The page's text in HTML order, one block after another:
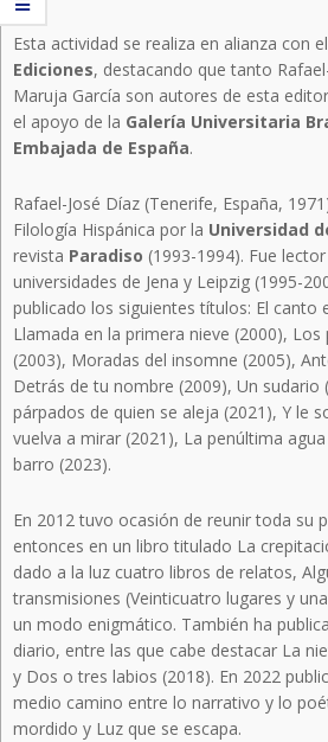
Esta actividad se realiza en alianza con el
Ediciones, destacando que tanto
Maruja García son autores de esta
el apoyo de la Galería Universitaria
Embajada de España.
Rafael-José Díaz (Tenerife, España,
Filología Hispánica por la Universidad
revista Paradiso (1993-1994). Fue
universidades de Jena y Leipzig (1995-
publicado los siguientes títulos: El canto
Llamada en la primera nieve (2000),
(2003), Moradas del insomne (2005),
Detrás de tu nombre (2009), Un sudario
párpados de quien se aleja (2021), Y le
vuelva a mirar (2021), La penúltima
barro (2023).
En 2012 tuvo ocasión de reunir toda su
entonces en un libro titulado La
dado a la luz cuatro libros de relatos,
transmisiones (Veinticuatro lugares y
un modo enigmático. También ha
diario, entre las que cabe destacar La
y Dos o tres labios (2018). En 2022
medio camino entre lo narrativo y lo
mordido y Luz que se escapa.